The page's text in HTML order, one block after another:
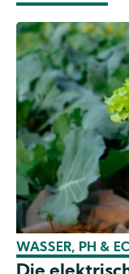
WASSER, PH & EC